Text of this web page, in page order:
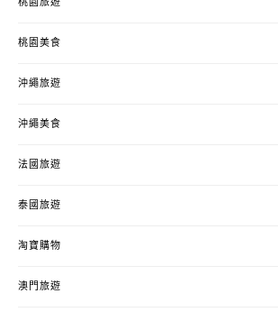
桃園旅遊
桃園美食
沖繩旅遊
沖繩美食
法國旅遊
泰國旅遊
淘寶購物
澳門旅遊